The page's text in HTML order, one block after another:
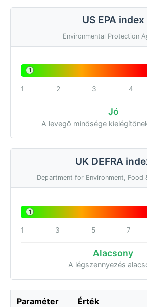
US EPA index
Environmental Protection
1
1 2 3 4
Jó
A levegő minősége
UK DEFRA
Department for Environment, Food
1
1 3 5 7
Alacsony
A légszennyezés
Paraméter Érték